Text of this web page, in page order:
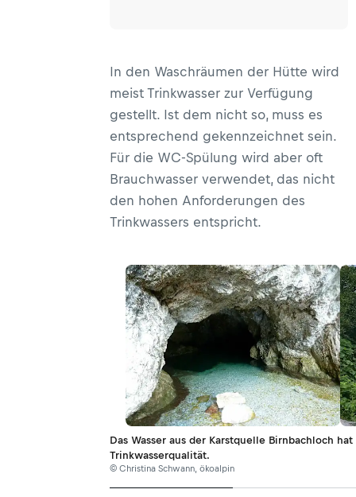
In den Waschräumen der Hütte wird
meist Trinkwasser zur Verfügung
gestellt. Ist dem nicht so, muss es
entsprechend gekennzeichnet sein.
Für die WC-Spülung wird aber oft
Brauchwasser verwendet, das nicht
den hohen Anforderungen des
Trinkwassers entspricht.
Das Wasser aus der Karstquelle Birnbachloch hat
Trinkwasserqualität.
© Christina Schwann, ökoalpin